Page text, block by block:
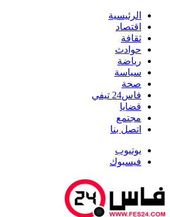
الرئيسية
اقتصاد
ثقافة
حوادث
رياضة
سياسة
صحة
فاس24 تيفي
قضايا
مجتمع
اتصل بنا
يوتيوب
فيسبوك